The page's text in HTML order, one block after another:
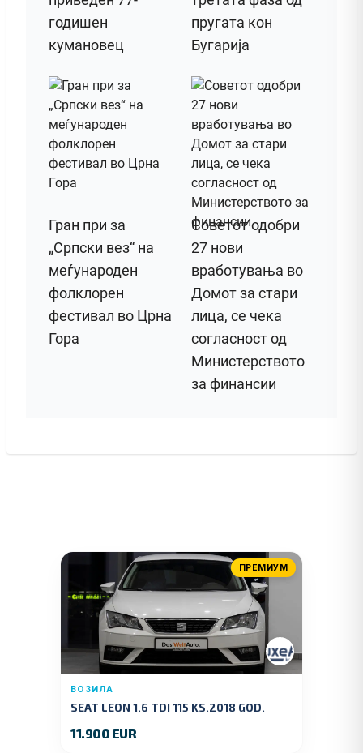
годишен
кумановец
пругата кон
Бугарија
Гран при за
„Српски вез“ на
меѓународен
фолклорен
фестивал во Црна
Гора
Советот одобри
27 нови
вработувања во
Домот за стари
лица, се чека
согласност од
Министерството
за финансии
ПРЕМИУМ
ВОЗИЛА
SEAT LEON 1.6 TDI 115 KS.2018 GOD.
11.900 EUR